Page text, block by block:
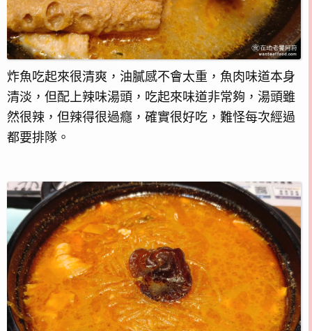
炸魚吃起來很清爽，油膩感不會太重，魚肉味道本身
清淡，但配上辣味湯頭，吃起來味道非常夠，湯頭雖
然很辣，但辣得很過癮，確實很好吃，難怪每次經過
都要排隊。